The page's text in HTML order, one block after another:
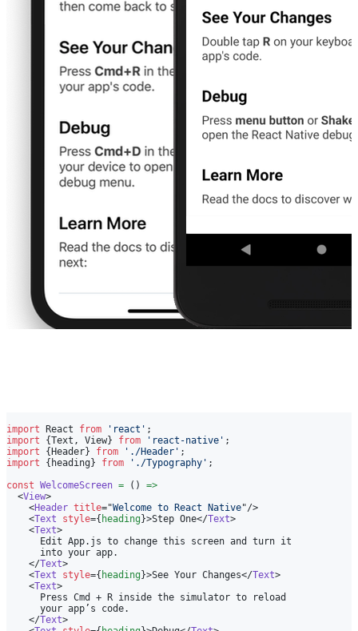
JavaScript 在手，原生我有
将 React 基础抽象组件渲染为原生平台UI组件，意味着每个
视图和原生应用都别无二致。
流水的多平台，铁打的 React。绝大多数情况下，使用 React
Native 的团队可以在多个平台间共享一份基础代码，以及通
用的技术 —— React。
import React from 'react' ;
import
{Text , View} from 'react-native' ;
import
{ Header} from './Header' ;
import
{ heading} from './Typography' ;
const WelcomeScreen = ( )
=>
<View>
<Header title="Welcome to React Native"/>
<Text style={ heading}>Step One</Text>
<Text>
      Edit App.js to change this screen and turn it
      into your app.
</Text>
<Text style={ heading}>See Your Changes</Text>
<Text>
      Press Cmd + R inside the simulator to reload
      your app’s code.
</Text>